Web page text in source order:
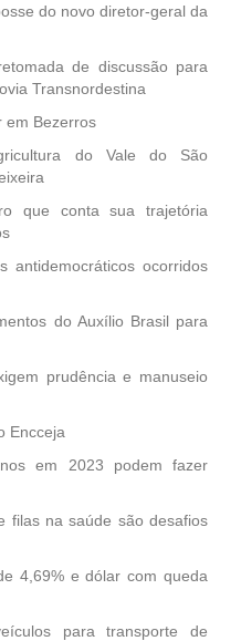
do novo diretor-geral da
de discussão para
Transnordestina
em Bezerros
do Vale do São
que conta sua trajetória
antidemocráticos ocorridos
do Auxílio Brasil para
prudência e manuseio
Encceja
em 2023 podem fazer
filas na saúde são desafios
4,69% e dólar com queda
para transporte de